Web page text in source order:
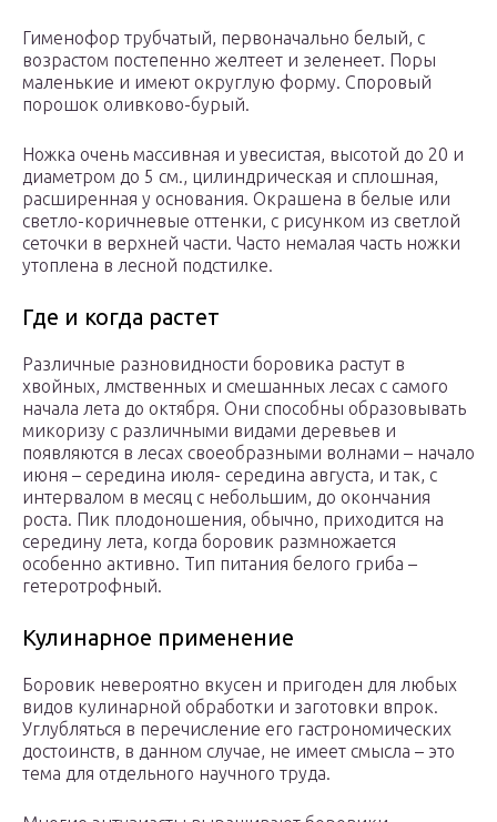
Гименофор трубчатый, первоначально белый, с
возрастом постепенно желтеет и зеленеет. Поры
маленькие и имеют округлую форму. Споровый
порошок оливково-бурый.
Ножка очень массивная и увесистая, высотой до 20 и
диаметром до 5 см., цилиндрическая и сплошная,
расширенная у основания. Окрашена в белые или
светло-коричневые оттенки, с рисунком из светлой
сеточки в верхней части. Часто немалая часть ножки
утоплена в лесной подстилке.
Где и когда растет
Различные разновидности боровика растут в
хвойных, лмственных и смешанных лесах с самого
начала лета до октября. Они способны образовывать
микоризу с различными видами деревьев и
появляются в лесах своеобразными волнами – начало
июня – середина июля- середина августа, и так, с
интервалом в месяц с небольшим, до окончания
роста. Пик плодоношения, обычно, приходится на
середину лета, когда боровик размножается
особенно активно. Тип питания белого гриба –
гетеротрофный.
Кулинарное применение
Боровик невероятно вкусен и пригоден для любых
видов кулинарной обработки и заготовки впрок.
Углубляться в перечисление его гастрономических
достоинств, в данном случае, не имеет смысла – это
тема для отдельного научного труда.